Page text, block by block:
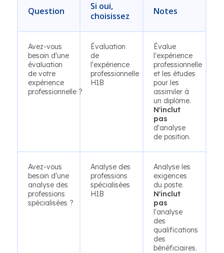
Question
Si oui,
choisissez
Notes
Avez-vous
besoin d'une
évaluation
de votre
expérience
professionnelle ?
Évaluation
de
l'expérience
professionnelle
H1B
Évalue
l'expérience
professionnelle
et les études
pour les
assimiler à
un diplôme.
N'inclut
pas
d'analyse
de position.
Avez-vous
besoin d'une
analyse des
professions
spécialisées ?
Analyse des
professions
spécialisées
H1B
Analyse les
exigences
du poste.
N'inclut
pas
l'analyse
des
qualifications
des
bénéficiaires.